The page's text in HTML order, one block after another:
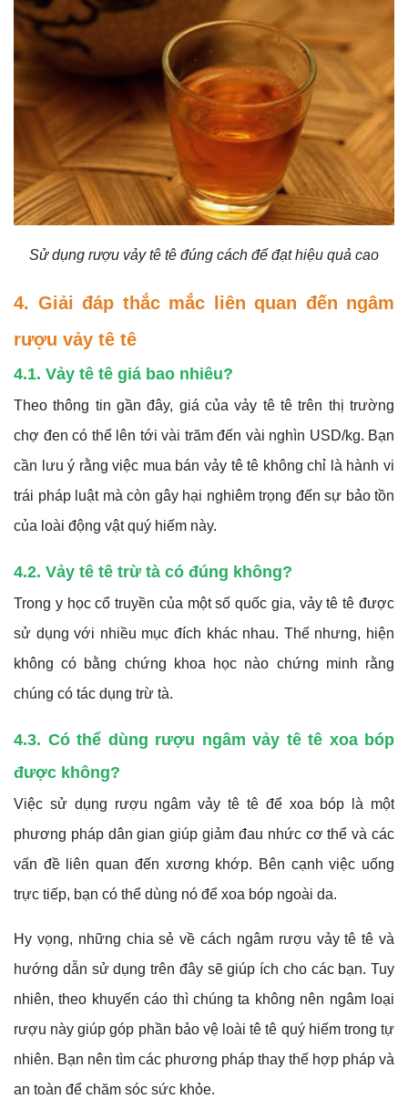
Sử dụng rượu vảy tê tê đúng cách để đạt hiệu quả cao
4. Giải đáp thắc mắc liên quan đến ngâm
rượu vảy tê tê
4.1. Vảy tê tê giá bao nhiêu?
Theo thông tin gần đây, giá của vảy tê tê trên thị trường
chợ đen có thể lên tới vài trăm đến vài nghìn USD/kg. Bạn
cần lưu ý rằng việc mua bán vảy tê tê không chỉ là hành vi
trái pháp luật mà còn gây hại nghiêm trọng đến sự bảo tồn
của loài động vật quý hiếm này.
4.2. Vảy tê tê trừ tà có đúng không?
Trong y học cổ truyền của một số quốc gia, vảy tê tê được
sử dụng với nhiều mục đích khác nhau. Thế nhưng, hiện
không có bằng chứng khoa học nào chứng minh rằng
chúng có tác dụng trừ tà.
4.3. Có thể dùng rượu ngâm vảy tê tê xoa bóp
được không?
Việc sử dụng rượu ngâm vảy tê tê để xoa bóp là một
phương pháp dân gian giúp giảm đau nhức cơ thể và các
vấn đề liên quan đến xương khớp. Bên cạnh việc uống
trực tiếp, bạn có thể dùng nó để xoa bóp ngoài da.
Hy vọng, những chia sẻ về cách ngâm rượu vảy tê tê và
hướng dẫn sử dụng trên đây sẽ giúp ích cho các bạn. Tuy
nhiên, theo khuyến cáo thì chúng ta không nên ngâm loại
rượu này giúp góp phần bảo vệ loài tê tê quý hiếm trong tự
nhiên. Bạn nên tìm các phương pháp thay thế hợp pháp và
an toàn để chăm sóc sức khỏe.